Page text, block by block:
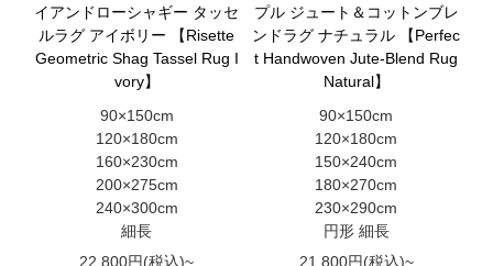
イアンドローシャギー タッセ
ルラグ アイボリー 【Risette
Geometric Shag Tassel Rug I
vory】
90×150cm
120×180cm
160×230cm
200×275cm
240×300cm
細長
22,800円(税込)~
プル ジュート＆コットンブレ
ンドラグ ナチュラル 【Perfec
t Handwoven Jute-Blend Rug
Natural】
90×150cm
120×180cm
150×240cm
180×270cm
230×290cm
円形 細長
21,800円(税込)~